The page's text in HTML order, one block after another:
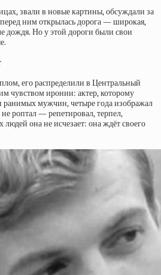
звали в новые картины, обсуждали за
ним открылась дорога — широкая,
дождя. Но у этой дороги были свои
его распределили в Центральный
чувством иронии: актер, которому
ранимых мужчин, четыре года изображал
роптал — репетировал, терпел,
она не исчезает: она ждёт своего